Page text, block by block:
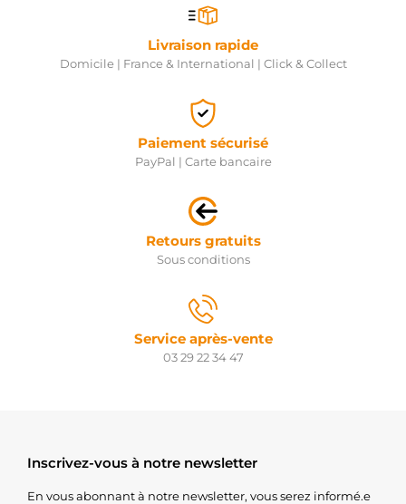
Livraison rapide
Domicile | France & International | Click & Collect
Paiement sécurisé
PayPal | Carte bancaire
Retours gratuits
Sous conditions
Service après-vente
03 29 22 34 47
Inscrivez-vous à notre newsletter
En vous abonnant à notre newsletter, vous serez informé.e